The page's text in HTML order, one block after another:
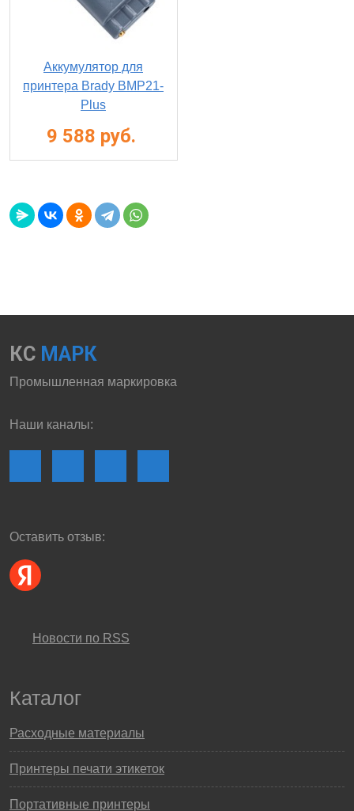
Аккумулятор для
принтера Brady BMP21-
Plus
9 588 руб.
КС МАРК
Промышленная маркировка
Наши каналы:
Оставить отзыв:
Новости по RSS
Каталог
Расходные материалы
Принтеры печати этикеток
Портативные принтеры